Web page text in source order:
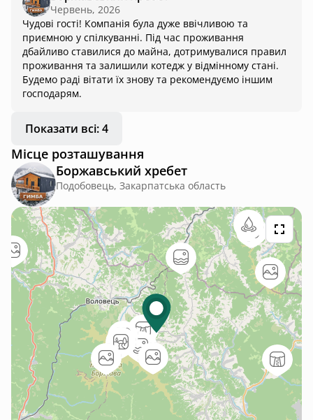
Червень, 2026
Чудові гості! Компанія була дуже ввічливою та
приємною у спілкуванні. Під час проживання
дбайливо ставилися до майна, дотримувалися правил
проживання та залишили котедж у відмінному стані.
Будемо раді вітати їх знову та рекомендуємо іншим
господарям.
Показати всі: 4
Місце розташування
Боржавський хребет
Подобовець, Закарпатська область